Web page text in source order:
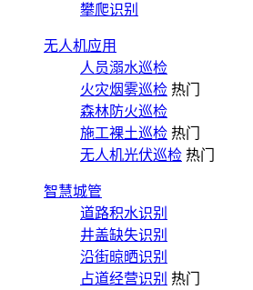
攀爬识别
无人机应用
人员溺水巡检
火灾烟雾巡检 热门
森林防火巡检
施工裸土巡检 热门
无人机光伏巡检 热门
智慧城管
道路积水识别
井盖缺失识别
沿街晾晒识别
占道经营识别 热门